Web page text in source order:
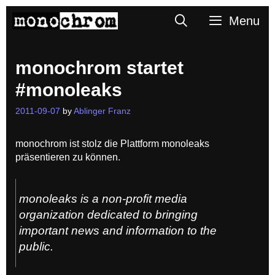
SearchMenu
monochrom startet
#monoleaks
2011-09-07 by Ablinger Franz
monochrom ist stolz die Plattform monoleaks
präsentieren zu können.
monoleaks is a non-profit media
organization dedicated to bringing
important news and information to the
public.